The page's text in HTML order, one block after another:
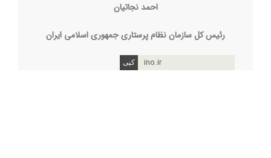
احمد نجاتیان
رئیس کل سازمان نظام پرستاری جمهوری اسلامی ایران
ino.ir